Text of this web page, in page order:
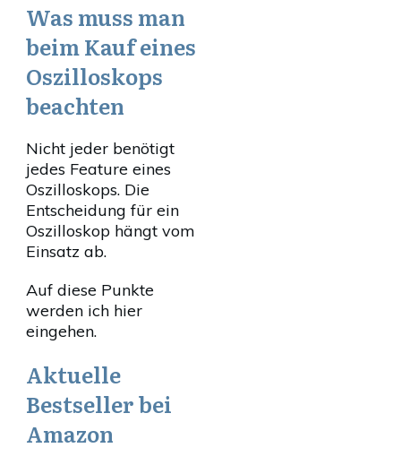
Was muss man
beim Kauf eines
Oszilloskops
beachten
Nicht jeder benötigt
jedes Feature eines
Oszilloskops. Die
Entscheidung für ein
Oszilloskop hängt vom
Einsatz ab.
Auf diese Punkte
werden ich hier
eingehen.
Aktuelle
Bestseller bei
Amazon